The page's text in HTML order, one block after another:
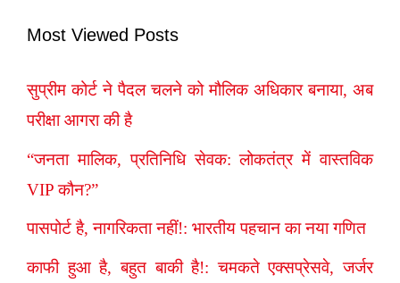
Most Viewed Posts
सुप्रीम कोर्ट ने पैदल चलने को मौलिक अधिकार बनाया, अब
परीक्षा आगरा की है
“जनता मालिक, प्रतिनिधि सेवक: लोकतंत्र में वास्तविक
VIP कौन?”
पासपोर्ट है, नागरिकता नहीं!: भारतीय पहचान का नया गणित
काफी हुआ है, बहुत बाकी है!: चमकते एक्सप्रेसवे, जर्जर